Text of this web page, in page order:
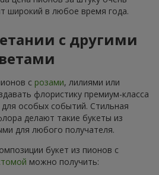
широкий в любое время года.
с другими
с розами, лилиями или
флористику премиум-класса
особых событий. Стильная
делают такие букеты из
для любого получателя.
букет из пионов с
можно получить: